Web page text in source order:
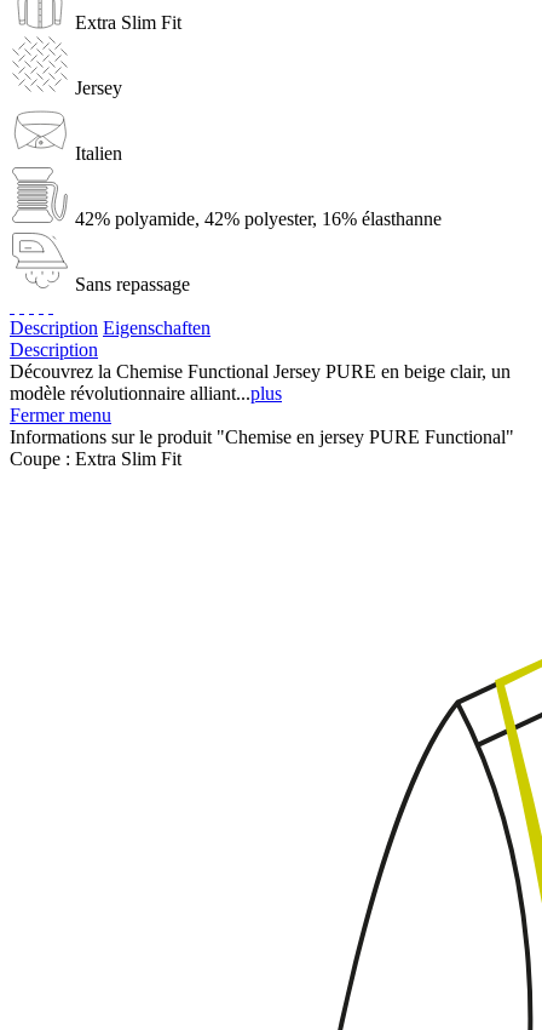
Extra Slim Fit
Jersey
Italien
42% polyamide, 42% polyester, 16% élasthanne
Sans repassage
Description Eigenschaften
Description
Découvrez la Chemise Functional Jersey PURE en beige clair, un
modèle révolutionnaire alliant...plus
Fermer menu
Informations sur le produit "Chemise en jersey PURE Functional"
Coupe : Extra Slim Fit